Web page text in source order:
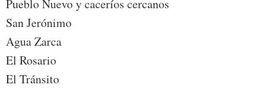
Pueblo Nuevo y caceríos cercanos
San Jerónimo
Agua Zarca
El Rosario
El Tránsito